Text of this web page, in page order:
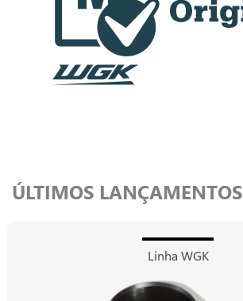
ÚLTIMOS LANÇAMENTOS
Linha WGK